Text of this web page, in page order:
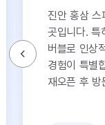
진안 홍삼 스
곳입니다. 특
버블로 인상
경험이 특별
재오픈 후 방